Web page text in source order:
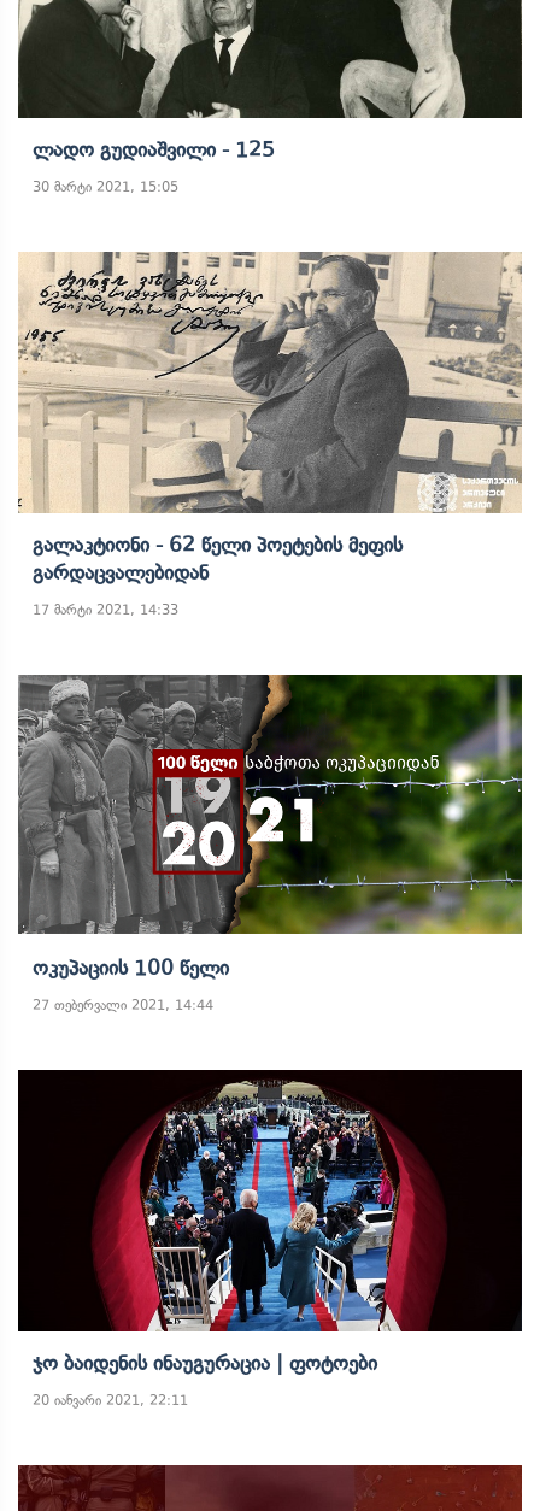
Ლადო Გუდიაშვილი - 125
30 მარტი 2021, 15:05
Გალაკტიონი - 62 Წელი Პოეტების Მეფის
Გარდაცვალებიდან
17 მარტი 2021, 14:33
Ოკუპაციის 100 Წელი
27 თებერვალი 2021, 14:44
Ჯო Ბაიდენის Ინაუგურაცია | Ფოტოები
20 იანვარი 2021, 22:11